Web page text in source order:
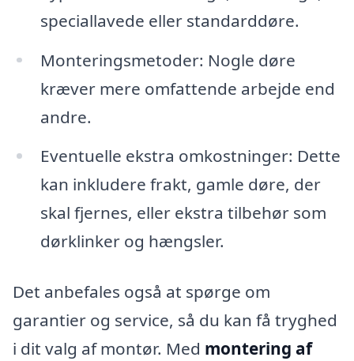
speciallavede eller standarddøre.
Monteringsmetoder: Nogle døre
kræver mere omfattende arbejde end
andre.
Eventuelle ekstra omkostninger: Dette
kan inkludere frakt, gamle døre, der
skal fjernes, eller ekstra tilbehør som
dørklinker og hængsler.
Det anbefales også at spørge om
garantier og service, så du kan få tryghed
i dit valg af montør. Med montering af